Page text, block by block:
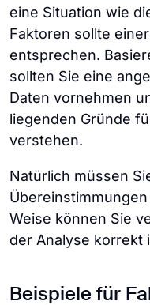
eine Situation wie
Faktoren sollte
entsprechen.
sollten Sie eine
Daten vornehmen
liegenden Gründe
verstehen.
Natürlich müssen
Weise können Sie
der Analyse korrekt
Beispiele für